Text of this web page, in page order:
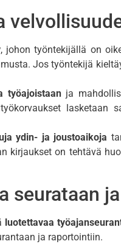
, johon työntekijällä on
Jos työntekijä
työajoistaanja
ydin- ja joustoaikoja
kirjaukset on tehtävä
seurataan
luotettavaa
ja raportointiin.